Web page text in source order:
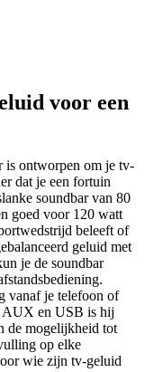
voor een
is ontworpen om je tv-
dat je een fortuin
soundbar van 80
goed voor 120 watt
beleeft of
geluid met
je de soundbar
vanaf je telefoon of
AUX en USB is hij
de mogelijkheid tot
op elke
wie zijn tv-geluid